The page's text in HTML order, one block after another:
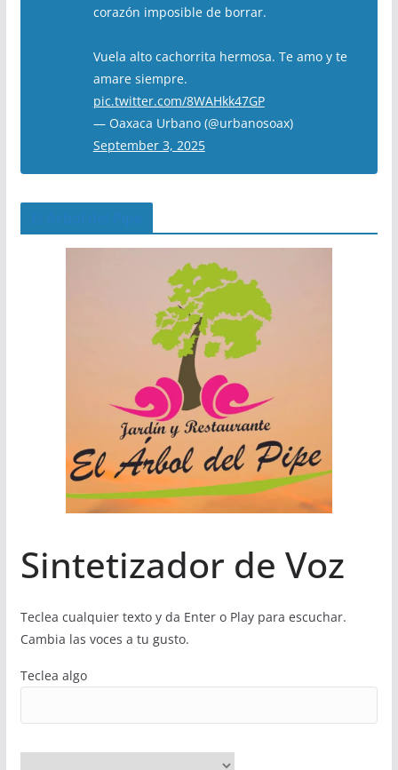
corazón imposible de borrar.
Vuela alto cachorrita hermosa. Te amo y te
amare siempre.
pic.twitter.com/8WAHkk47GP
— Oaxaca Urbano (@urbanosoax)
September 3, 2025
Sintetizador de Voz
Teclea cualquier texto y da Enter o Play para escuchar.
Cambia las voces a tu gusto.
Teclea algo